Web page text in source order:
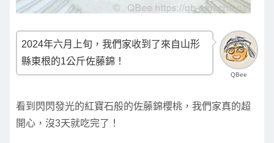
QBee
2024年六月上旬，我們家收到了來自山形
縣東根的1公斤佐藤錦！
看到閃閃發光的紅寶石般的佐藤錦櫻桃，我們家真的超
開心，沒3天就吃完了！